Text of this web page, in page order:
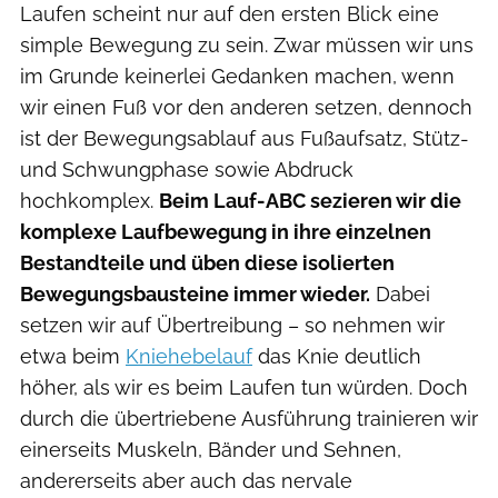
Laufen scheint nur auf den ersten Blick eine
simple Bewegung zu sein. Zwar müssen wir uns
im Grunde keinerlei Gedanken machen, wenn
wir einen Fuß vor den anderen setzen, dennoch
ist der Bewegungsablauf aus Fußaufsatz, Stütz-
und Schwungphase sowie Abdruck
hochkomplex. Beim Lauf-ABC sezieren wir die
komplexe Laufbewegung in ihre einzelnen
Bestandteile und üben diese isolierten
Bewegungsbausteine immer wieder. Dabei
setzen wir auf Übertreibung – so nehmen wir
etwa beim Kniehebelaufdas Knie deutlich
höher, als wir es beim Laufen tun würden. Doch
durch die übertriebene Ausführung trainieren wir
einerseits Muskeln, Bänder und Sehnen,
andererseits aber auch das nervale